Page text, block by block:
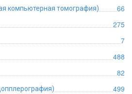
компьютерная томография) 66
275
7
488
82
499